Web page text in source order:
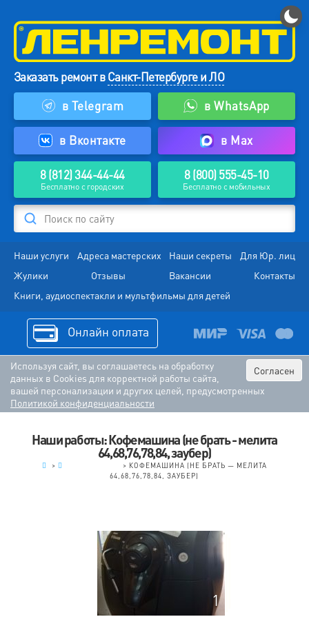
Заказать ремонт вСанкт-Петербурге и ЛО
в Telegram
в WhatsApp
в Вконтакте в Max
8 (812) 344-44-44
Бесплатно с городских
8 (800) 555-45-10
Бесплатно с мобильных
Поиск по сайту
Наши услуги Адреса мастерских Наши секреты
Для Юр. лиц
Жулики
Отзывы Вакансии
Контакты
Книги, аудиоспектакли и мультфильмы для детей
Онлайн оплата
Согласен
Используя сайт, вы соглашаетесь на обработку
данных в Cookies для корректной работы сайта,
вашей персонализации и других целей, предусмотренных
Политикой конфиденциальности
Наши работы: Кофемашина (не брать - мелита
64,68,76,78,84, заубер)
> > КОФЕМАШИНА (НЕ БРАТЬ — МЕЛИТА
64,68,76,78,84, ЗАУБЕР)
1